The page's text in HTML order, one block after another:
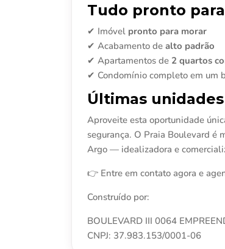
Tudo pronto
✔ Imóvel pronto para morar
✔ Acabamento de alto padrão
✔ Apartamentos de 2 quartos
✔ Condomínio completo em um
Últimas
Aproveite esta oportunidade
segurança. O Praia Boulevard é
Argo — idealizadora e
👉 Entre em contato agora e
Construído por:
BOULEVARD III 0064
CNPJ: 37.983.153/0001-06